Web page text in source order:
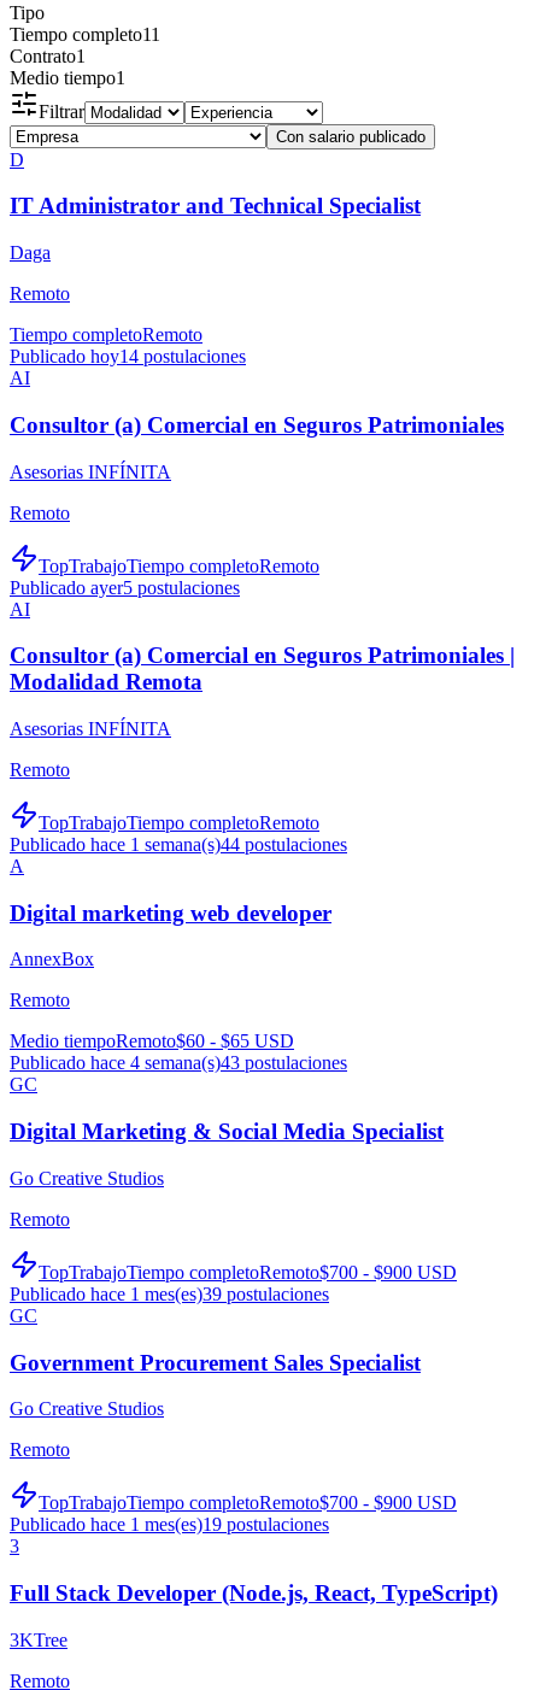
Tipo
Tiempo completo11
Contrato1
Medio tiempo1
Filtrar
Con salario publicado
D
IT Administrator and Technical Specialist
Daga
Remoto
Tiempo completoRemoto
Publicado hoy14 postulaciones
AI
Consultor (a) Comercial en Seguros Patrimoniales
Asesorias INFÍNITA
Remoto
TopTrabajoTiempo completoRemoto
Publicado ayer5 postulaciones
AI
Consultor (a) Comercial en Seguros Patrimoniales |
Modalidad Remota
Asesorias INFÍNITA
Remoto
TopTrabajoTiempo completoRemoto
Publicado hace 1 semana(s)44 postulaciones
A
Digital marketing web developer
AnnexBox
Remoto
Medio tiempoRemoto$60 - $65 USD
Publicado hace 4 semana(s)43 postulaciones
GC
Digital Marketing & Social Media Specialist
Go Creative Studios
Remoto
TopTrabajoTiempo completoRemoto$700 - $900 USD
Publicado hace 1 mes(es)39 postulaciones
GC
Government Procurement Sales Specialist
Go Creative Studios
Remoto
TopTrabajoTiempo completoRemoto$700 - $900 USD
Publicado hace 1 mes(es)19 postulaciones
3
Full Stack Developer (Node.js, React, TypeScript)
3KTree
Remoto